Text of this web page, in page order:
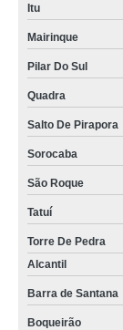
Itu
Mairinque
Pilar Do Sul
Quadra
Salto De Pirapora
Sorocaba
São Roque
Tatuí
Torre De Pedra
Alcantil
Barra de Santana
Boqueirão